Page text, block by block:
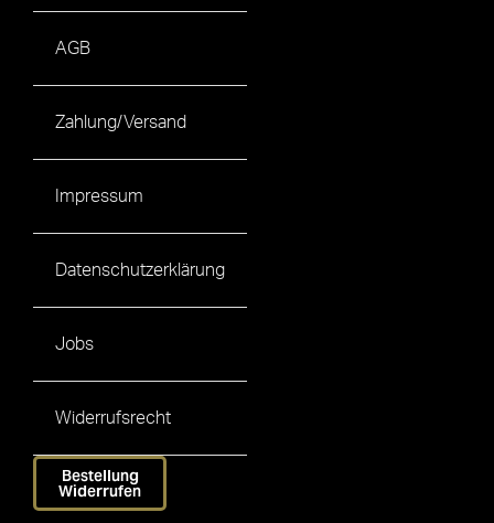
AGB
Zahlung/Versand
Impressum
Datenschutzerklärung
Jobs
Widerrufsrecht
Bestellung
Widerrufen